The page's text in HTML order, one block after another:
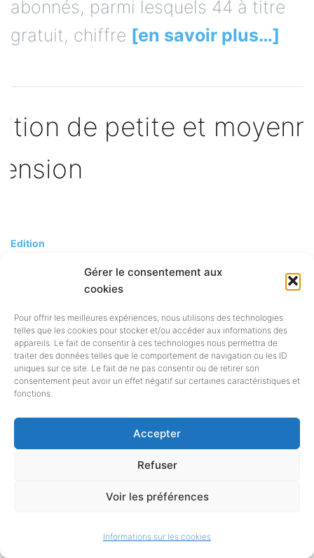
Gérer le consentement aux
cookies
Pour offrir les meilleures expériences, nous utilisons des technologies
telles que les cookies pour stocker et/ou accéder aux informations des
appareils. Le fait de consentir à ces technologies nous permettra de
traiter des données telles que le comportement de navigation ou les ID
uniques sur ce site. Le fait de ne pas consentir ou de retirer son
consentement peut avoir un effet négatif sur certaines caractéristiques et
fonctions.
Accepter
Refuser
Voir les préférences
Informations sur les cookies
abonnés, parmi lesquels 44 à titre
gratuit, chiffre [en savoir plus…]
Edition
et moyenne dimension
Le ministère de la culture publie une
étude sur la situation des maisons
d’édition de petite et moyenne
dimension. Réalisée en 2023, cette
étude apporte d’abord des
éclairages sur la démographie, la
production et le poids économique
de ces maisons. Elle propose